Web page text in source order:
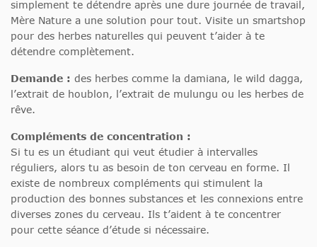
simplement te détendre après une dure journée de travail,
Mère Nature a une solution pour tout. Visite un smartshop
pour des herbes naturelles qui peuvent t’aider à te
détendre complètement.
Demande : des herbes comme la damiana, le wild dagga,
l’extrait de houblon, l’extrait de mulungu ou les herbes de
rêve.
Compléments de concentration :
Si tu es un étudiant qui veut étudier à intervalles
réguliers, alors tu as besoin de ton cerveau en forme. Il
existe de nombreux compléments qui stimulent la
production des bonnes substances et les connexions entre
diverses zones du cerveau. Ils t’aident à te concentrer
pour cette séance d’étude si nécessaire.